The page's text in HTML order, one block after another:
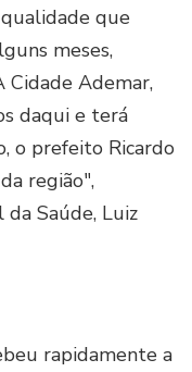
que
meses,
Cidade Ademar,
daqui e terá
o prefeito Ricardo
região",
Saúde, Luiz
rapidamente a